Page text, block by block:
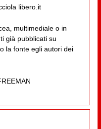
libero.it
multimediale o in
già pubblicati su
la fonte egli autori dei